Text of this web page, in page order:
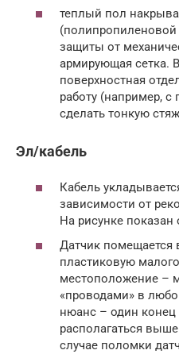
теплый пол
защиты от
армирующая сетка.
поверхностная
работу (например, с
сделать тонкую
Эл/кабель
Кабель
зависимости от
На рисунке показан
Датчик помещается
пластиковую
местоположение –
«проводами» в
нюанс – один конец
располагаться
случае поломки